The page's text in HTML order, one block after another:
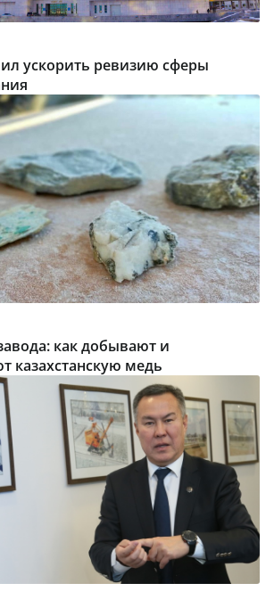
ускорить ревизию сферы
как добывают и
казахстанскую медь